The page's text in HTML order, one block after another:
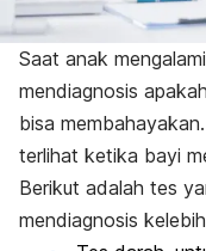
Saat anak
mendiagnosis
bisa
terlihat ketika bayi
Berikut adalah tes
mendiagnosis